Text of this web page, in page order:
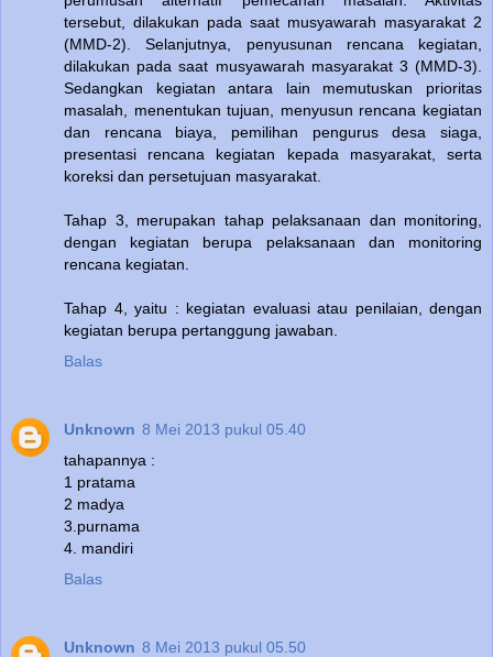
tersebut, dilakukan pada saat musyawarah masyarakat 2
(MMD-2). Selanjutnya, penyusunan rencana kegiatan,
dilakukan pada saat musyawarah masyarakat 3 (MMD-3).
Sedangkan kegiatan antara lain memutuskan prioritas
masalah, menentukan tujuan, menyusun rencana kegiatan
dan rencana biaya, pemilihan pengurus desa siaga,
presentasi rencana kegiatan kepada masyarakat, serta
koreksi dan persetujuan masyarakat.
Tahap 3, merupakan tahap pelaksanaan dan monitoring,
dengan kegiatan berupa pelaksanaan dan monitoring
rencana kegiatan.
Tahap 4, yaitu : kegiatan evaluasi atau penilaian, dengan
kegiatan berupa pertanggung jawaban.
Balas
Unknown 8 Mei 2013 pukul 05.40
tahapannya :
1 pratama
2 madya
3.purnama
4. mandiri
Balas
Unknown 8 Mei 2013 pukul 05.50